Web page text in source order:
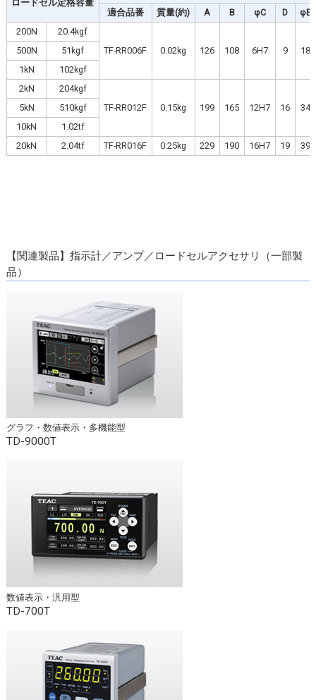
ロードセル定格容量
適合品番
質量(約) A B φC D
φE
200N
20.4kgf
TF-RR006F
0.02kg 126 108 6H7 9 18
500N
51kgf
1kN
102kgf
2kN
204kgf
TF-RR012F
0.15kg 199 165 12H7 16 34
5kN
510kgf
10kN
1.02tf
20kN
2.04tf TF-RR016F 0.25kg 229 190 16H7 19 39
【関連製品】指示計／アンプ／ロードセルアクセサリ（一部製
品）
グラフ・数値表示・多機能型
TD-9000T
数値表示・汎用型
TD-700T